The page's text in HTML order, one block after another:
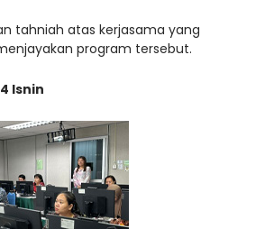
tahniah atas kerjasama yang
program tersebut.
Isnin